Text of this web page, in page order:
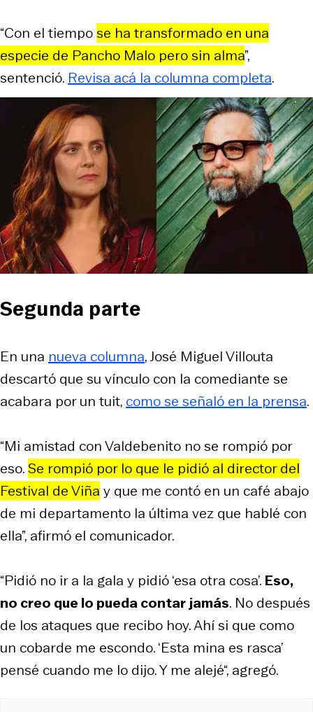
“Con el tiempose ha transformado en una
especie de Pancho Malo pero sin alma”,
sentenció. Revisa acá la columna completa.
Segunda parte
En una nueva columna, José Miguel Villouta
descartó que su vínculo con la comediante se
acabara por un tuit, como se señaló en la prensa.
“Mi amistad con Valdebenito no se rompió por
eso.Se rompió por lo que le pidió al director del
Festival de Viña y que me contó en un café abajo
de mi departamento la última vez que hablé con
ella”, afirmó el comunicador.
“Pidió no ir a la gala y pidió ‘esa otra cosa’. Eso,
no creo que lo pueda contar jamás. No después
de los ataques que recibo hoy. Ahí si que como
un cobarde me escondo. ‘Esta mina es rasca’
pensé cuando me lo dijo. Y me alejé“, agregó.